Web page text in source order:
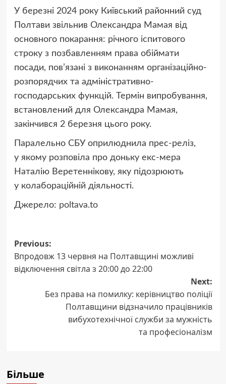
У березні 2024 року Київський районний суд
Полтави звільнив Олександра Мамая від
основного покарання: річного іспитового
строку з позбавленням права обіймати
посади, пов’язані з виконанням організаційно-
розпорядчих та адміністративно-
господарських функцій. Термін випробування,
встановлений для Олександра Мамая,
закінчився 2 березня цього року.
Паралельно СБУ оприлюднила прес-реліз,
у якому розповіла про доньку екс-мера
Наталію Веретеннікову, яку підозрюють
у колабораційній діяльності.
Джерело: poltava.to
Post
navigation
Previous:
Впродовж 13 червня на Полтавщині можливі
відключення світла з 20:00 до 22:00
Next:
Без права на помилку: керівництво поліції
Полтавщини відзначило працівників
вибухотехнічної служби за мужність
та професіоналізм
Більше